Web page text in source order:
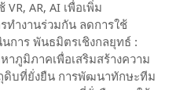
AR, AI เพื่อเพิ่ม
ทำงานร่วมกัน ลดการใช้
นการ พันธมิตรเชิงกลยุทธ์ :
ภูมิภาคเพื่อเสริมสร้างความ
ดิบที่ยั่งยืน การพัฒนาทักษะทีม